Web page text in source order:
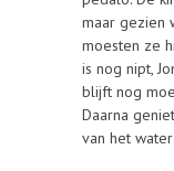
maar gezien
moesten ze
is nog nipt,
blijft nog
Daarna
van het